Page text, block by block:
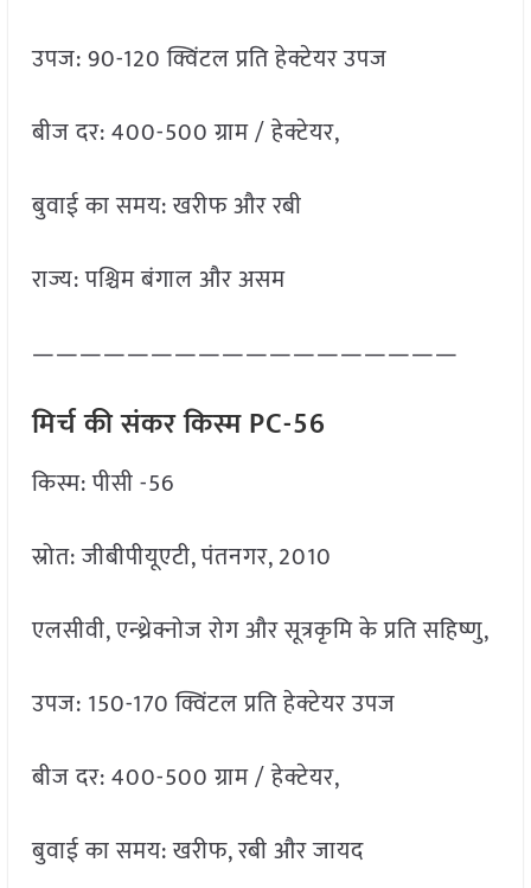
उपज: 90-120 क्विंटल प्रति हेक्टेयर उपज
बीज दर: 400-500 ग्राम / हेक्टेयर,
बुवाई का समय: खरीफ और रबी
राज्य: पश्चिम बंगाल और असम
——————————————————
मिर्च की संकर किस्म PC-56
किस्म: पीसी -56
स्रोत: जीबीपीयूएटी, पंतनगर, 2010
एलसीवी, एन्थ्रेक्नोज रोग और सूत्रकृमि के प्रति सहिष्णु,
उपज: 150-170 क्विंटल प्रति हेक्टेयर उपज
बीज दर: 400-500 ग्राम / हेक्टेयर,
बुवाई का समय: खरीफ, रबी और जायद